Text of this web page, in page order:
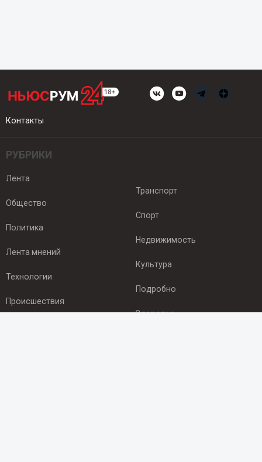
Контакты
РУБРИКИ
Лента
Общество
Политика
Лента мнений
Технологии
Происшествия
Транспорт
Спорт
Недвижимость
Культура
Подробно
Здоровье